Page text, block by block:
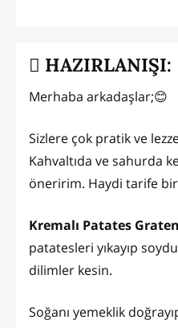
HAZIRLANIŞI:
Merhaba arkadaşlar;😊
Sizlere çok pratik ve
Kahvaltıda ve sahurda
öneririm. Haydi tarife
Kremalı Patates
patatesleri yıkayıp
dilimler kesin.
Soğanı yemeklik